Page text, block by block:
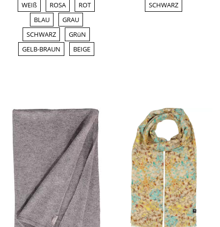
WEIß ROSA
ROT
BLAU
GRAU
SCHWARZ
GRüN
GELB-BRAUN
BEIGE
SCHWARZ